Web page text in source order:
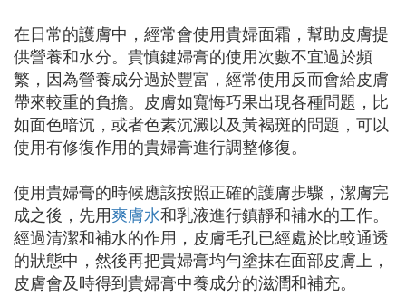
在日常的護膚中，經常會使用貴婦面霜，幫助皮膚提
供營養和水分。貴慎鍵婦膏的使用次數不宜過於頻
繁，因為營養成分過於豐富，經常使用反而會給皮膚
帶來較重的負擔。皮膚如寬悔巧果出現各種問題，比
如面色暗沉，或者色素沉澱以及黃褐斑的問題，可以
使用有修復作用的貴婦膏進行調整修復。
使用貴婦膏的時候應該按照正確的護膚步驟，潔膚完
成之後，先用爽膚水和乳液進行鎮靜和補水的工作。
經過清潔和補水的作用，皮膚毛孔已經處於比較通透
的狀態中，然後再把貴婦膏均勻塗抹在面部皮膚上，
皮膚會及時得到貴婦膏中養成分的滋潤和補充。